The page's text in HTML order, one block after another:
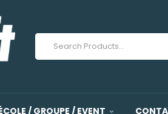
/ GROUPE / EVENT